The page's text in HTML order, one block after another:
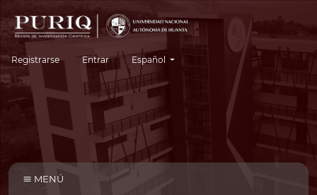
Registrarse Entrar Cambiar el idioma. El idioma actual es:
Español
MENÚ